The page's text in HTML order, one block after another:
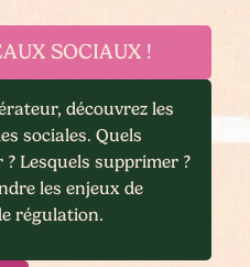
SOCIAUX !
découvrez les
sociales. Quels
Lesquels supprimer ?
les enjeux de
régulation.